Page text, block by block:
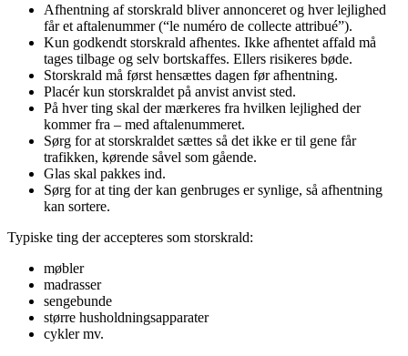
Afhentning af storskrald bliver annonceret og hver lejlighed
får et aftalenummer (“le numéro de collecte attribué”).
Kun godkendt storskrald afhentes. Ikke afhentet affald må
tages tilbage og selv bortskaffes. Ellers risikeres bøde.
Storskrald må først hensættes dagen før afhentning.
Placér kun storskraldet på anvist anvist sted.
På hver ting skal der mærkeres fra hvilken lejlighed der
kommer fra – med aftalenummeret.
Sørg for at storskraldet sættes så det ikke er til gene får
trafikken, kørende såvel som gående.
Glas skal pakkes ind.
Sørg for at ting der kan genbruges er synlige, så afhentning
kan sortere.
Typiske ting der accepteres som storskrald:
møbler
madrasser
sengebunde
større husholdningsapparater
cykler mv.